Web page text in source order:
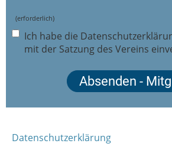
(erforderlich)
Ich habe die
mit der Satzung des Vereins
Datenschutzerklärung